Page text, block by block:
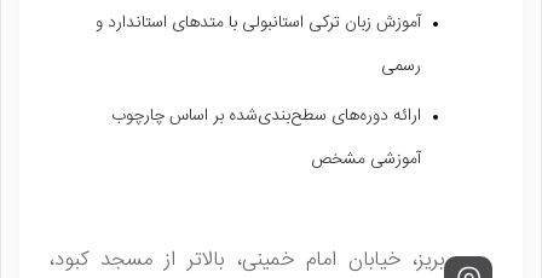
آموزش زبان ترکی استانبولی با متدهای استاندارد و
رسمی
ارائه دوره‌های سطح‌بندی‌شده بر اساس چارچوب
آموزشی مشخص
بریز، خیابان امام خمینی، بالاتر از مسجد کبود،